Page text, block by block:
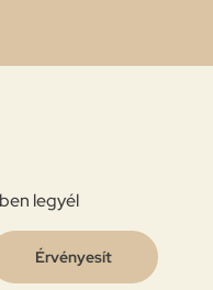
legyél
Érvényesít